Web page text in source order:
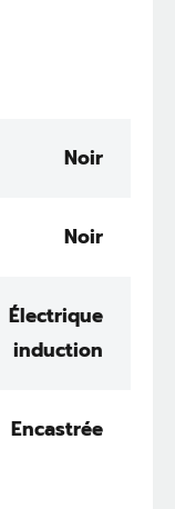
Noir
Noir
Électrique
induction
Encastrée